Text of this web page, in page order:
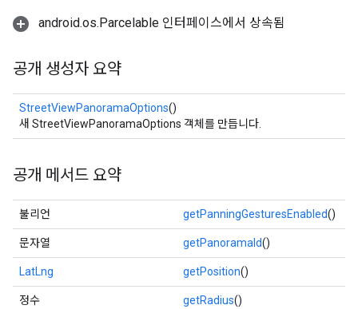
android.os.Parcelable 인터페이스에서 상속됨
공개 생성자 요약
StreetViewPanoramaOptions()
새 StreetViewPanoramaOptions 객체를 만듭니다.
공개 메서드 요약
불리언 getPanningGesturesEnabled()
문자열 getPanoramaId()
LatLng getPosition()
정수 getRadius()